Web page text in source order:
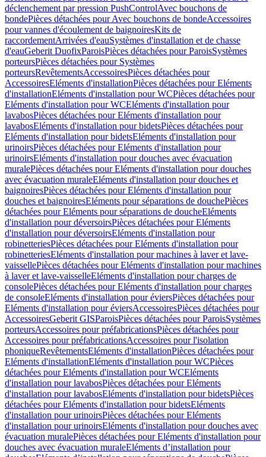
déclenchement par pression PushControlAvec bouchons de
bondePièces détachées pour Avec bouchons de bondeAccessoires
pour vannes d'écoulement de baignoiresKits de
raccordementArrivées d'eauSystèmes d'installation et de chasse
d'eauGeberit DuofixParoisPièces détachées pour ParoisSystèmes
porteursPièces détachées pour Systèmes
porteursRevêtementsAccessoiresPièces détachées pour
AccessoiresEléments d'installationPièces détachées pour Eléments
d'installationEléments d'installation pour WCPièces détachées pour
Eléments d'installation pour WCEléments d'installation pour
lavabosPièces détachées pour Eléments d'installation pour
lavabosEléments d'installation pour bidetsPièces détachées pour
Eléments d'installation pour bidetsEléments d'installation pour
urinoirsPièces détachées pour Eléments d'installation pour
urinoirsEléments d'installation pour douches avec évacuation
muralePièces détachées pour Eléments d'installation pour douches
avec évacuation muraleEléments d'installation pour douches et
baignoiresPièces détachées pour Eléments d'installation pour
douches et baignoiresEléments pour séparations de douchePièces
détachées pour Eléments pour séparations de doucheEléments
d'installation pour déversoirsPièces détachées pour Eléments
d'installation pour déversoirsEléments d'installation pour
robinetteriesPièces détachées pour Eléments d'installation pour
robinetteriesEléments d'installation pour machines à laver et lave-
vaissellePièces détachées pour Eléments d'installation pour machines
à laver et lave-vaisselleEléments d'installation pour charges de
consolePièces détachées pour Eléments d'installation pour charges
de consoleEléments d'installation pour éviersPièces détachées pour
Eléments d'installation pour éviersAccessoiresPièces détachées pour
AccessoiresGeberit GISParoisPièces détachées pour ParoisSystèmes
porteursAccessoires pour préfabricationsPièces détachées pour
Accessoires pour préfabricationsAccessoires pour l'isolation
phoniqueRevêtementsEléments d'installationPièces détachées pour
Eléments d'installationEléments d'installation pour WCPièces
détachées pour Eléments d'installation pour WCEléments
d'installation pour lavabosPièces détachées pour Eléments
d'installation pour lavabosEléments d'installation pour bidetsPièces
détachées pour Eléments d'installation pour bidetsEléments
d'installation pour urinoirsPièces détachées pour Eléments
d'installation pour urinoirsEléments d'installation pour douches avec
évacuation muralePièces détachées pour Eléments d'installation pour
douches avec évacuation muraleEléments d’installation pour